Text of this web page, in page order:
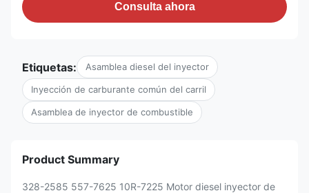
Consulta ahora
Etiquetas: Asamblea diesel del inyector
Inyección de carburante común del carril
Asamblea de inyector de combustible
Product Summary
328-2585 557-7625 10R-7225 Motor diesel inyector de